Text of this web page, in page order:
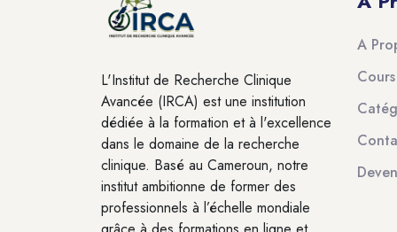
L'Institut de Recherche Clinique
Avancée (IRCA) est une institution
dédiée à la formation et à l'excellence
dans le domaine de la recherche
clinique. Basé au Cameroun, notre
institut ambitionne de former des
professionnels à l’échelle mondiale
A
Cours